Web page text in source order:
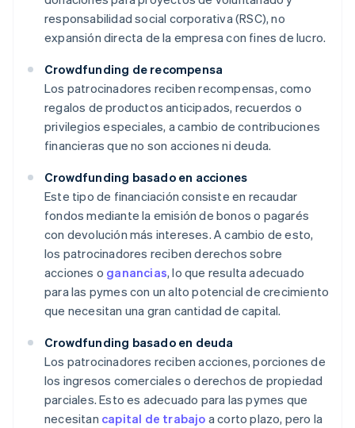
responsabilidad social corporativa (RSC), no
expansión directa de la empresa con fines de lucro.
Crowdfunding de recompensa
Los patrocinadores reciben recompensas, como
regalos de productos anticipados, recuerdos o
privilegios especiales, a cambio de contribuciones
financieras que no son acciones ni deuda.
Crowdfunding basado en acciones
Este tipo de financiación consiste en recaudar
fondos mediante la emisión de bonos o pagarés
con devolución más intereses. A cambio de esto,
los patrocinadores reciben derechos sobre
acciones o ganancias, lo que resulta adecuado
para las pymes con un alto potencial de crecimiento
que necesitan una gran cantidad de capital.
Crowdfunding basado en deuda
Los patrocinadores reciben acciones, porciones de
los ingresos comerciales o derechos de propiedad
parciales. Esto es adecuado para las pymes que
necesitan capital de trabajo a corto plazo, pero la